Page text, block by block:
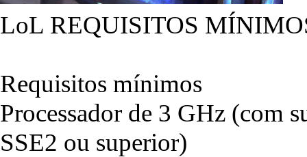
LoL REQUISITOS
Requisitos mínimos
Processador de 3 GHz (com
SSE2 ou superior)